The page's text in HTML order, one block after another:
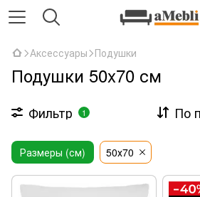
Аксессуары Подушки
Подушки 50x70 см
Фильтр 1 По
Размеры (см) 50х70